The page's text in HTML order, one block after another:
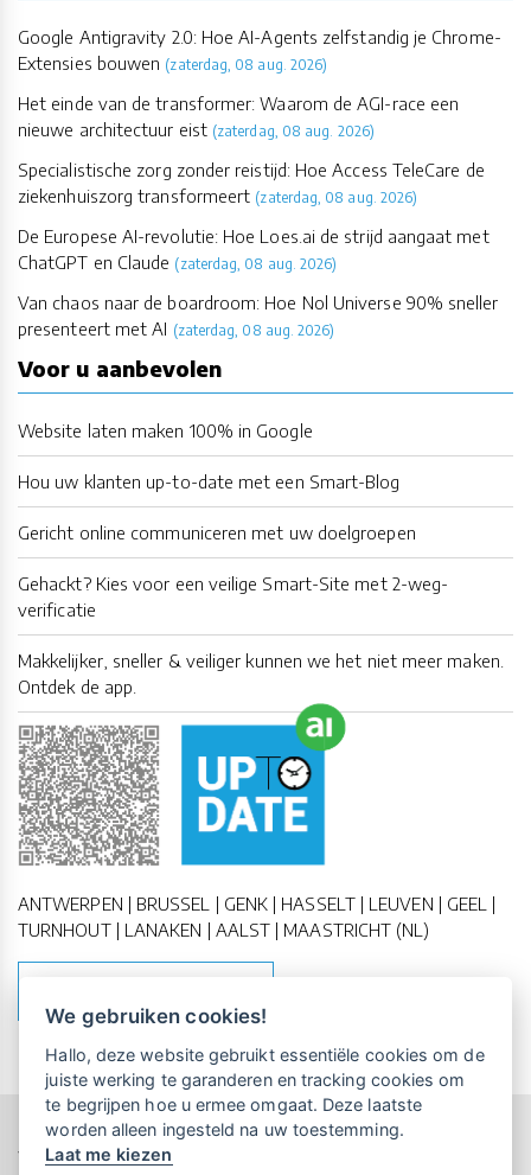
Google Antigravity 2.0: Hoe AI-Agents zelfstandig je Chrome-
Extensies bouwen (zaterdag, 08 aug. 2026)
Het einde van de transformer: Waarom de AGI-race een
nieuwe architectuur eist (zaterdag, 08 aug. 2026)
Specialistische zorg zonder reistijd: Hoe Access TeleCare de
ziekenhuiszorg transformeert (zaterdag, 08 aug. 2026)
De Europese AI-revolutie: Hoe Loes.ai de strijd aangaat met
ChatGPT en Claude (zaterdag, 08 aug. 2026)
Van chaos naar de boardroom: Hoe Nol Universe 90% sneller
presenteert met AI (zaterdag, 08 aug. 2026)
Voor u aanbevolen
Website laten maken 100% in Google
Hou uw klanten up-to-date met een Smart-Blog
Gericht online communiceren met uw doelgroepen
Gehackt? Kies voor een veilige Smart-Site met 2-weg-
verificatie
Makkelijker, sneller & veiliger kunnen we het niet meer maken.
Ontdek de app.
ANTWERPEN | BRUSSEL | GENK | HASSELT | LEUVEN | GEEL |
TURNHOUT | LANAKEN | AALST | MAASTRICHT (NL)
Copyright All Rights Reserved © 2011-2026 UP-TO-DATE
WebDesign
We gebruiken cookies!
Hallo, deze website gebruikt essentiële cookies om de
juiste werking te garanderen en tracking cookies om
te begrijpen hoe u ermee omgaat. Deze laatste
worden alleen ingesteld na uw toestemming.
Laat me kiezen
een persoonlijke demo.
Maandelijks gratis opleidingen